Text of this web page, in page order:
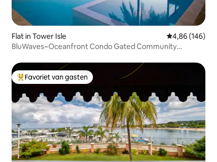
Flat in Tower Isle Gemiddelde
4,86 (146)
BluWaves~Oceanfront Condo Gated Community
Topfavoriet van gasten
Favoriet van gasten